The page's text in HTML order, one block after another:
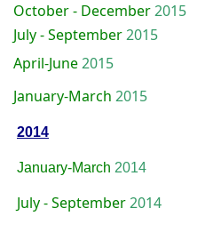
October - December2015
July - September2015
April-June2015
January-March 2015
2014
January-March 2014
July - September2014